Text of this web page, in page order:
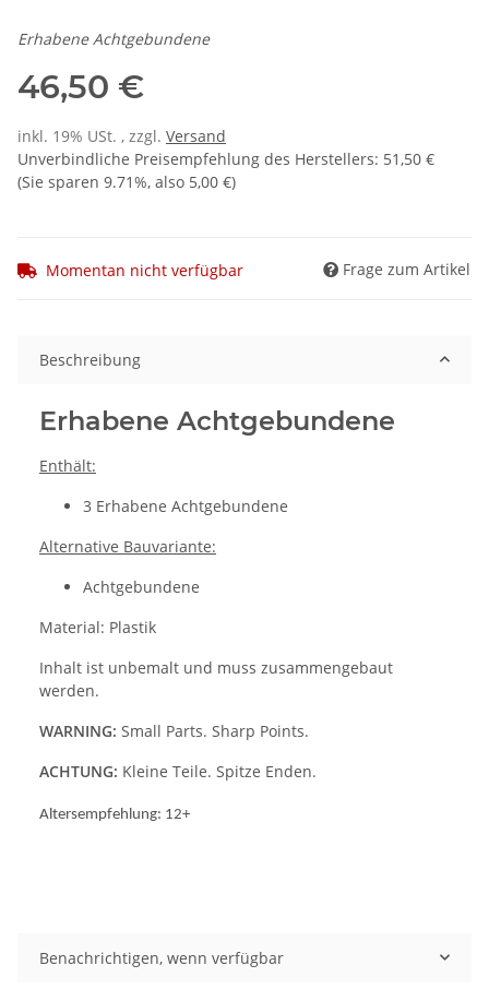
Erhabene Achtgebundene
46,50 €
inkl. 19% USt. , zzgl. Versand
Unverbindliche Preisempfehlung des Herstellers: 51,50 €
(Sie sparen 9.71%, also 5,00 €)
Momentan nicht verfügbar Frage zum Artikel
Beschreibung
Erhabene Achtgebundene
Enthält:
3 Erhabene Achtgebundene
Alternative Bauvariante:
Achtgebundene
Material: Plastik
Inhalt ist unbemalt und muss zusammengebaut
werden.
WARNING: Small Parts. Sharp Points.
ACHTUNG: Kleine Teile. Spitze Enden.
Altersempfehlung: 12+
Benachrichtigen, wenn verfügbar